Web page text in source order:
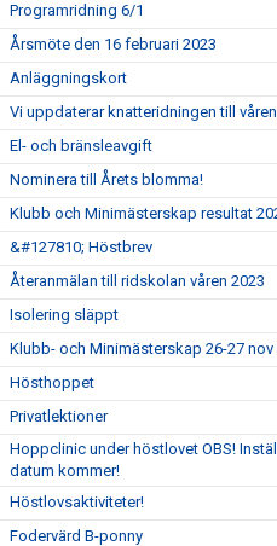
Programridning 6/1
Årsmöte den 16 februari 2023
Anläggningskort
Vi uppdaterar knatteridningen till
El- och bränsleavgift
Nominera till Årets blomma!
Klubb och Minimästerskap resultat
&#127810; Höstbrev
Återanmälan till ridskolan våren 2023
Isolering släppt
Klubb- och Minimästerskap 26-27 nov
Hösthoppet
Privatlektioner
Hoppclinic under höstlovet OBS!
datum kommer!
Höstlovsaktiviteter!
Fodervärd B-ponny